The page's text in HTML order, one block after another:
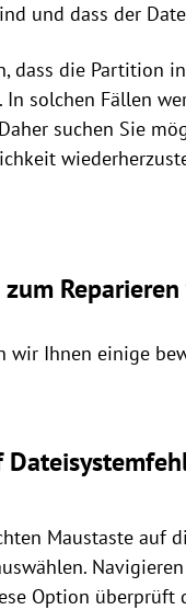
und dass der
dass die Partition
In solchen Fällen
suchen Sie
zum
wir Ihnen einige
Maustaste auf
Option